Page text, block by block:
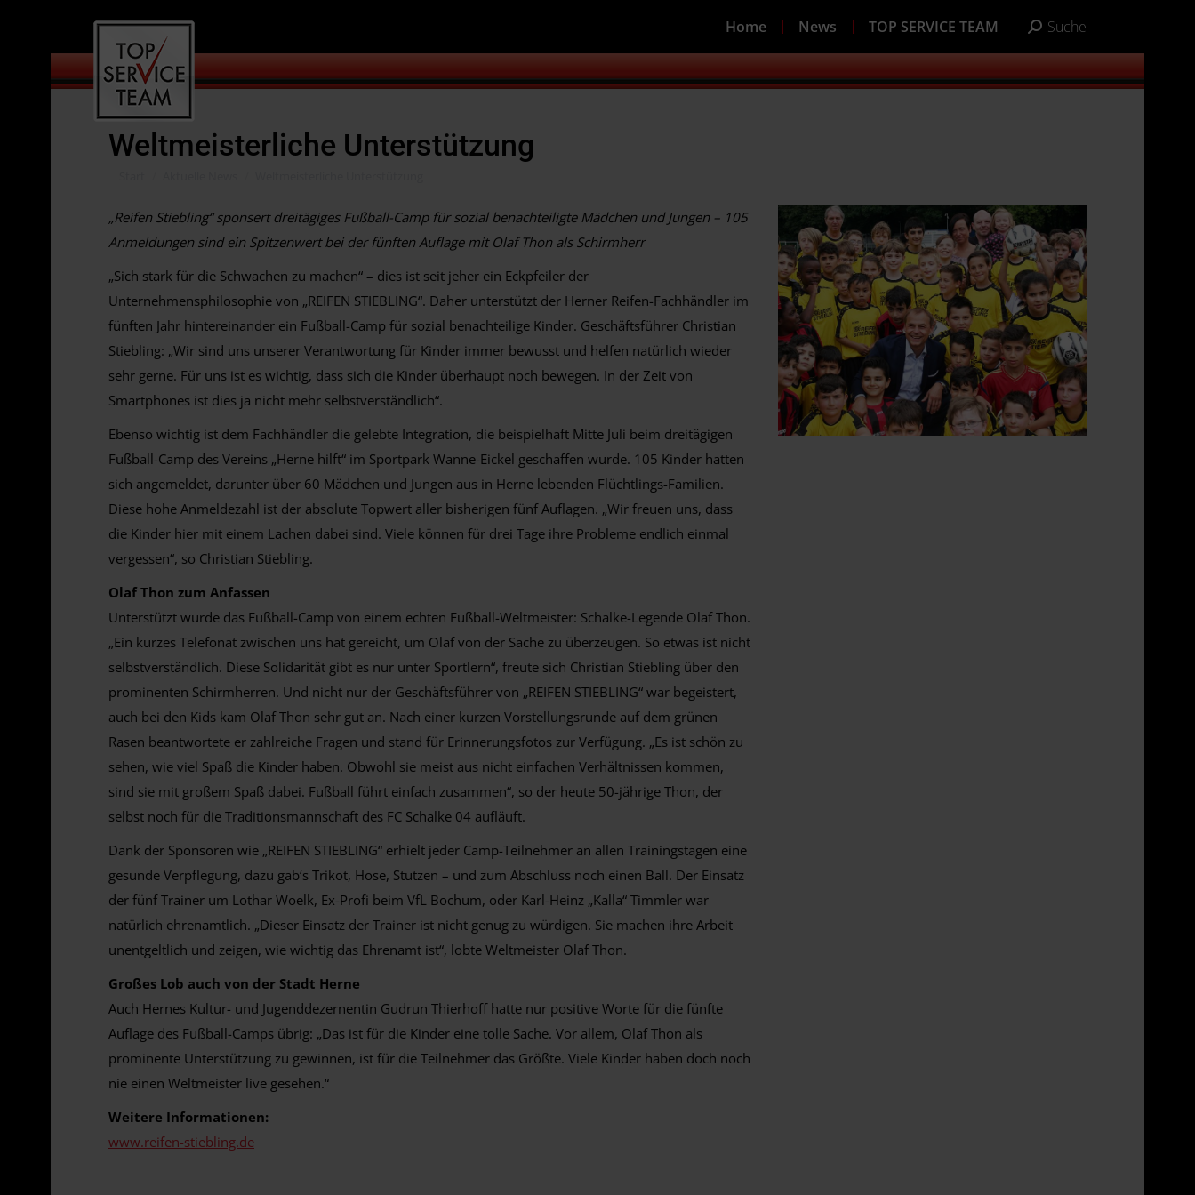
Home News TOP SERVICE TEAM Search:
Suche
Weltmeisterliche Unterstützung
„Reifen Stiebling“ sponsert dreitägiges Fußball-Camp für sozial benachteiligte Mädchen und Jungen – 105
Anmeldungen sind ein Spitzenwert bei der fünften Auflage mit Olaf Thon als Schirmherr
„Sich stark für die Schwachen zu machen“ – dies ist seit jeher ein Eckpfeiler der
Unternehmensphilosophie von „REIFEN STIEBLING“. Daher unterstützt der Herner Reifen-Fachhändler im
fünften Jahr hintereinander ein Fußball-Camp für sozial benachteilige Kinder. Geschäftsführer Christian
Stiebling: „Wir sind uns unserer Verantwortung für Kinder immer bewusst und helfen natürlich wieder
sehr gerne. Für uns ist es wichtig, dass sich die Kinder überhaupt noch bewegen. In der Zeit von
Smartphones ist dies ja nicht mehr selbstverständlich“.
Ebenso wichtig ist dem Fachhändler die gelebte Integration, die beispielhaft Mitte Juli beim dreitägigen
Fußball-Camp des Vereins „Herne hilft“ im Sportpark Wanne-Eickel geschaffen wurde. 105 Kinder hatten
sich angemeldet, darunter über 60 Mädchen und Jungen aus in Herne lebenden Flüchtlings-Familien.
Diese hohe Anmeldezahl ist der absolute Topwert aller bisherigen fünf Auflagen. „Wir freuen uns, dass
die Kinder hier mit einem Lachen dabei sind. Viele können für drei Tage ihre Probleme endlich einmal
vergessen“, so Christian Stiebling.
Olaf Thon zum Anfassen
Unterstützt wurde das Fußball-Camp von einem echten Fußball-Weltmeister: Schalke-Legende Olaf Thon.
„Ein kurzes Telefonat zwischen uns hat gereicht, um Olaf von der Sache zu überzeugen. So etwas ist nicht
selbstverständlich. Diese Solidarität gibt es nur unter Sportlern“, freute sich Christian Stiebling über den
prominenten Schirmherren. Und nicht nur der Geschäftsführer von „REIFEN STIEBLING“ war begeistert,
auch bei den Kids kam Olaf Thon sehr gut an. Nach einer kurzen Vorstellungsrunde auf dem grünen
Rasen beantwortete er zahlreiche Fragen und stand für Erinnerungsfotos zur Verfügung. „Es ist schön zu
sehen, wie viel Spaß die Kinder haben. Obwohl sie meist aus nicht einfachen Verhältnissen kommen,
sind sie mit großem Spaß dabei. Fußball führt einfach zusammen“, so der heute 50-jährige Thon, der
selbst noch für die Traditionsmannschaft des FC Schalke 04 aufläuft.
Dank der Sponsoren wie „REIFEN STIEBLING“ erhielt jeder Camp-Teilnehmer an allen Trainingstagen eine
gesunde Verpflegung, dazu gab‘s Trikot, Hose, Stutzen – und zum Abschluss noch einen Ball. Der Einsatz
der fünf Trainer um Lothar Woelk, Ex-Profi beim VfL Bochum, oder Karl-Heinz „Kalla“ Timmler war
natürlich ehrenamtlich. „Dieser Einsatz der Trainer ist nicht genug zu würdigen. Sie machen ihre Arbeit
unentgeltlich und zeigen, wie wichtig das Ehrenamt ist“, lobte Weltmeister Olaf Thon.
Großes Lob auch von der Stadt Herne
Auch Hernes Kultur- und Jugenddezernentin Gudrun Thierhoff hatte nur positive Worte für die fünfte
Auflage des Fußball-Camps übrig: „Das ist für die Kinder eine tolle Sache. Vor allem, Olaf Thon als
prominente Unterstützung zu gewinnen, ist für die Teilnehmer das Größte. Viele Kinder haben doch noch
nie einen Weltmeister live gesehen.“
Weitere Informationen:
www.reifen-stiebling.de